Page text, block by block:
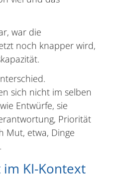
war die
noch knapper wird,
sich nicht im selben
Entwürfe, sie
Priorität
Mut, etwa, Dinge
KI-Kontext